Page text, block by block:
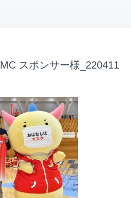
スポンサー様_220411